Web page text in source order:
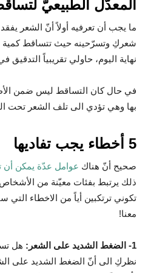
المعدّل الطبيعيّ
شعركِ وتسرّحينه حيث تتساقط كمية
نهاية اليوم، حاولي تقريبياً
في حال كان التساقط ليس ضمن الأطر
بها وهي تؤدي الى تلف الشعر تحت
5 أخطاء يجب تفاديها
صحيح أنّ هناك عوامل عدّة يمكن أن
ذلك يرتبط بفئات معيّنة من
تكوني ترتكبين أياً من الاخطاء
معنا!
1- الضغط الشديد على الشعر: هل
نظركِ الى أنّ الضغط الشديد على